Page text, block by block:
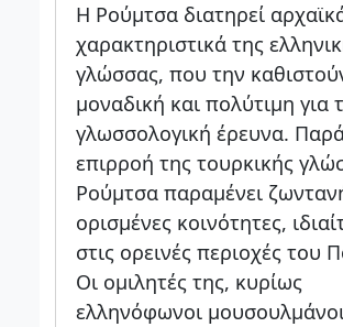
Η Ρούμτσα διατηρεί
χαρακτηριστικά της
γλώσσας, που την
μοναδική και πολύτιμη για
γλωσσολογική έρευνα.
επιρροή της τουρκικής
Ρούμτσα παραμένει
ορισμένες κοινότητες,
στις ορεινές περιοχές του
Οι ομιλητές της, κυρίως
ελληνόφωνοι